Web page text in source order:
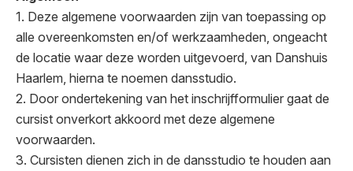
1. Deze algemene voorwaarden zijn van toepassing op
alle overeenkomsten en/of werkzaamheden, ongeacht
de locatie waar deze worden uitgevoerd, van Danshuis
Haarlem, hierna te noemen dansstudio.
2. Door ondertekening van het inschrijfformulier gaat de
cursist onverkort akkoord met deze algemene
voorwaarden.
3. Cursisten dienen zich in de dansstudio te houden aan